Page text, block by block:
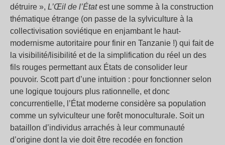
détruire », L’Œil de l’Étatest une somme à la construction
thématique étrange (on passe de la sylviculture à la
collectivisation soviétique en enjambant le haut-
modernisme autoritaire pour finir en Tanzanie !) qui fait de
la visibilité/lisibilité et de la simplification du réel un des
fils rouges permettant aux États de consolider leur
pouvoir. Scott part d’une intuition : pour fonctionner selon
une logique toujours plus rationnelle, et donc
concurrentielle, l’État moderne considère sa population
comme un sylviculteur une forêt monoculturale. Soit un
bataillon d’individus arrachés à leur communauté
d’origine dont la vie doit être recodée en fonction